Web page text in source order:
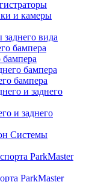
и камеры
вида
бампера
бампера
и заднего
Системы
ParkMaster